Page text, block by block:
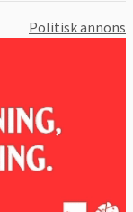
Politisk annons